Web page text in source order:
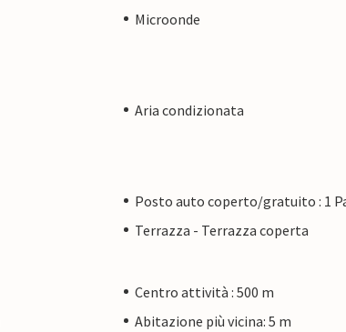
Microonde
Aria condizionata
Posto auto coperto/gratuito : 1
Terrazza - Terrazza coperta
Centro attività : 500 m
Abitazione più vicina: 5 m